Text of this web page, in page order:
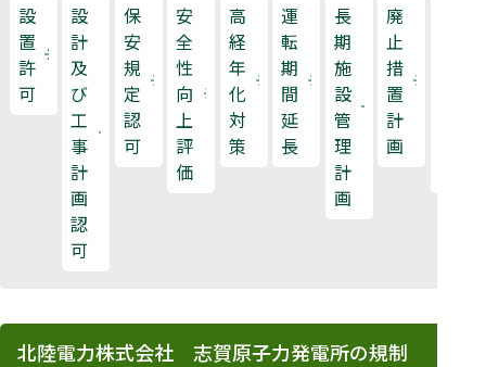
設
置
許
可
設
計
及
び
工
事
計
画
認
可
保
安
規
定
認
可
安
全
性
向
上
評
価
高
経
年
化
対
策
運
転
期
間
延
長
長
期
施
設
管
理
計
画
廃
止
措
置
計
画
北陸電力株式会社 志賀原子力発電所の規制